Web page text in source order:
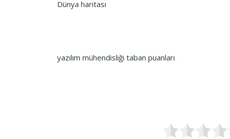
Dünya haritası
yazılım mühendisliği taban puanları